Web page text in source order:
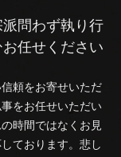
問わず執り行
任せください
頼をお寄せいただ
をお任せいただい
時間ではなくお見
ております。悲し